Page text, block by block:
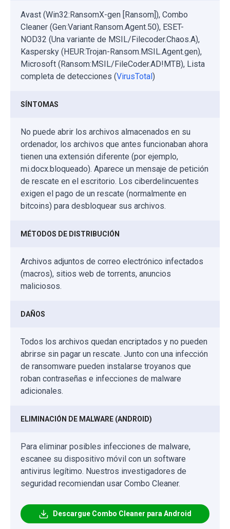
Avast (Win32:RansomX-gen [Ransom]), Combo
Cleaner (Gen:Variant.Ransom.Agent.50), ESET-
NOD32 (Una variante de MSIL/Filecoder.Chaos.A),
Kaspersky (HEUR:Trojan-Ransom.MSIL.Agent.gen),
Microsoft (Ransom:MSIL/FileCoder.AD!MTB), Lista
completa de detecciones (VirusTotal )
SÍNTOMAS
No puede abrir los archivos almacenados en su
ordenador, los archivos que antes funcionaban ahora
tienen una extensión diferente (por ejemplo,
mi.docx.bloqueado). Aparece un mensaje de petición
de rescate en el escritorio. Los ciberdelincuentes
exigen el pago de un rescate (normalmente en
bitcoins) para desbloquear sus archivos.
MÉTODOS DE DISTRIBUCIÓN
Archivos adjuntos de correo electrónico infectados
(macros), sitios web de torrents, anuncios
maliciosos.
DAÑOS
Todos los archivos quedan encriptados y no pueden
abrirse sin pagar un rescate. Junto con una infección
de ransomware pueden instalarse troyanos que
roban contraseñas e infecciones de malware
adicionales.
ELIMINACIÓN DE MALWARE (ANDROID)
Para eliminar posibles infecciones de malware,
escanee su dispositivo móvil con un software
antivirus legítimo. Nuestros investigadores de
seguridad recomiendan usar Combo Cleaner.
Descargue Combo Cleaner para Android